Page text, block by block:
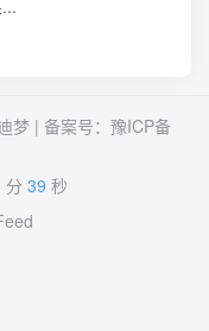
| 备案号： 豫ICP备
分 39 秒